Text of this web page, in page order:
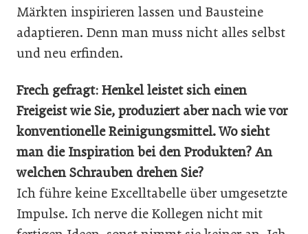
Märkten inspirieren lassen und Bausteine
adaptieren. Denn man muss nicht alles selbst
und neu erfinden.
Frech gefragt: Henkel leistet sich einen
Freigeist wie Sie, produziert aber nach wie vor
konventionelle Reinigungsmittel. Wo sieht
man die Inspiration bei den Produkten? An
welchen Schrauben drehen Sie?
Ich führe keine Excelltabelle über umgesetzte
Impulse. Ich nerve die Kollegen nicht mit